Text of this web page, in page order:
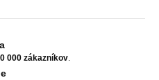
000 zákazníkov.